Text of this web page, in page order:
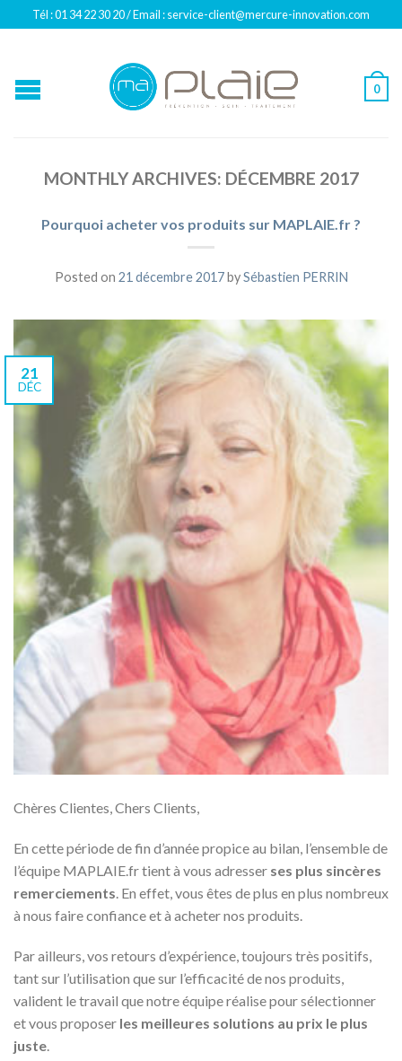
Tél : 01 34 22 30 20 / Email : service-client@mercure-innovation.com
0
MONTHLY ARCHIVES: DÉCEMBRE 2017
Pourquoi acheter vos produits sur MAPLAIE.fr ?
Posted on 21 décembre 2017bySébastien PERRIN
21
DÉC
Chères Clientes, Chers Clients,
En cette période de fin d’année propice au bilan, l’ensemble de
l’équipe MAPLAIE.fr tient à vous adresser ses plus sincères
remerciements . En effet, vous êtes de plus en plus nombreux
à nous faire confiance et à acheter nos produits.
Par ailleurs, vos retours d’expérience, toujours très positifs,
tant sur l’utilisation que sur l’efficacité de nos produits,
valident le travail que notre équipe réalise pour sélectionner
et vous proposer les meilleures solutions au prix le plus
juste